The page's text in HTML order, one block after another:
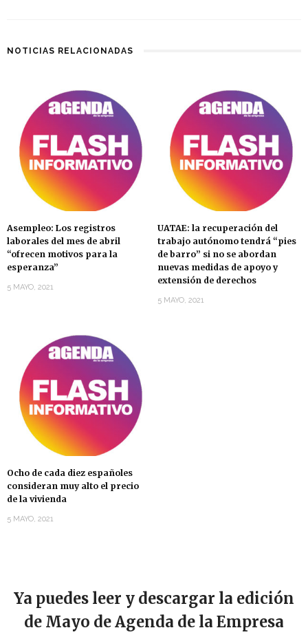
NOTICIAS RELACIONADAS
Asempleo: Los registros
laborales del mes de abril
“ofrecen motivos para la
esperanza”
5 MAYO, 2021
UATAE: la recuperación del
trabajo autónomo tendrá “pies
de barro” si no se abordan
nuevas medidas de apoyo y
extensión de derechos
5 MAYO, 2021
Ocho de cada diez españoles
consideran muy alto el precio
de la vivienda
5 MAYO, 2021
Ya puedes leer y descargar la edición
de Mayo de Agenda de la Empresa